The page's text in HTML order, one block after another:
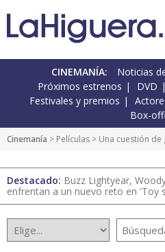
CINEMANÍA: Noticias
Próximos estrenos
DVD
Festivales y premios
Box-
Cinemanía > Películas > Una cuestión de
Destacado: Buzz Lightyear,
enfrentan a un nuevo reto en 'Toy